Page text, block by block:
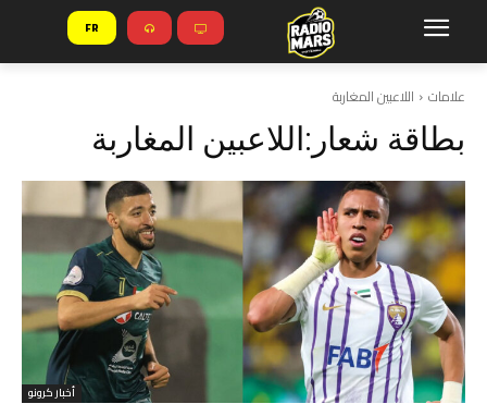
FR
علامات اللاعبين المغاربة
بطاقة شعار:اللاعبين المغاربة
أخبار كرونو